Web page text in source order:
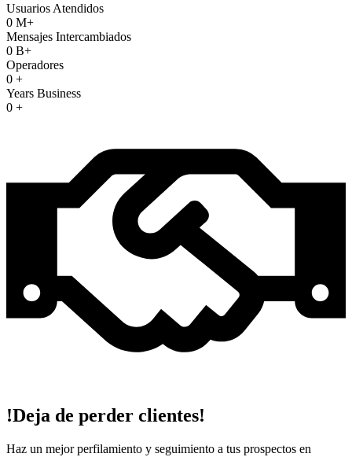
Usuarios Atendidos
0 M+
Mensajes Intercambiados
0 B+
Operadores
0 +
Years Business
0 +
!Deja de perder clientes!
Haz un mejor perfilamiento y seguimiento a tus prospectos en